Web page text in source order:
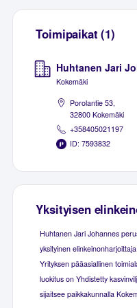
Toimipaikat (1)
Huhtanen Jari
Kokemäki
Porolantie 53,
32800 Kokemäki
+358405021197
ID: 7593832
Yksityisen
Huhtanen Jari Johannes
yksityinen
Yrityksen pääasiallinen
luokitus on Yhdistetty
sijaitsee paikkakunnalla